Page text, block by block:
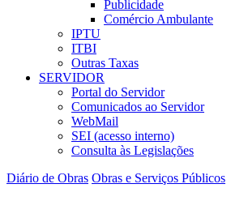
Publicidade
Comércio Ambulante
IPTU
ITBI
Outras Taxas
SERVIDOR
Portal do Servidor
Comunicados ao Servidor
WebMail
SEI (acesso interno)
Consulta às Legislações
Diário de Obras Obras e Serviços Públicos